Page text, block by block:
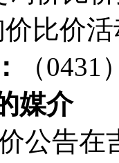
比价
（0431
媒介
公告在